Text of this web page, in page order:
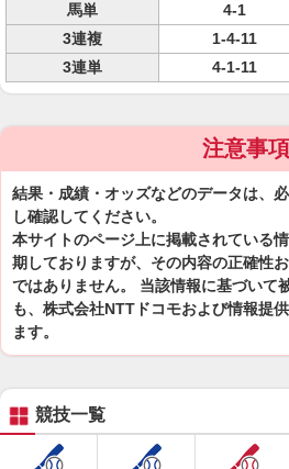
馬単
4-1
3連複
1-4-11
3連単
4-1-11
注意事項
結果・成績・オッズなどのデータは、
し確認してください。
本サイトのページ上に掲載されている
期しておりますが、その内容の正確性
ではありません。 当該情報に基づいて
も、株式会社NTTドコモおよび情報提
ます。
競技一覧